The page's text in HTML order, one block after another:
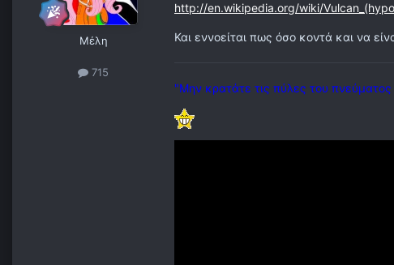
Μέλη
715
http://en.wikipedia.org/wiki/
Και εννοείται πως όσο κοντά και να
"Μην κρατάτε τις πύλες του